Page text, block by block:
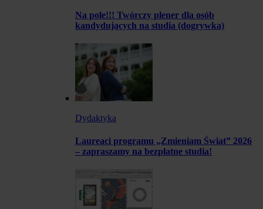
Na pole!!! Twórczy plener dla osób
kandydujących na studia (dogrywka)
Dydaktyka
Laureaci programu „Zmieniam Świat” 2026
– zapraszamy na bezpłatne studia!